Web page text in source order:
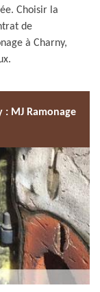
Choisir la
de
à Charny,
: MJ Ramonage